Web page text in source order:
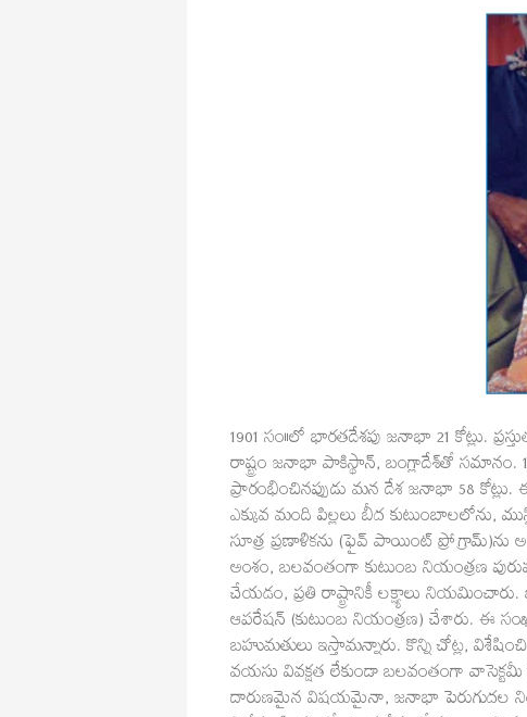
1901 సం॥లో భారతదేశపు జనాభా 21 కోట్లు.
రాష్ట్రం జనాభా పాకిస్థాన్, బంగ్లాదేశ్‌తో సమానం.
ప్రారంభించినప్పుడు మన దేశ జనాభా 58 కోట్లు.
ఎక్కువ మంది పిల్లలు బీద కుటుంబాలలోను,
సూత్ర ప్రణాళికను (ఫైవ్‌ పాయింట్‌
అంశం, బలవంతంగా కుటుంబ నియంత్రణ
చేయడం, ప్రతి రాష్ట్రానికీ లక్ష్యాలు
ఆపరేషన్‌ (కుటుంబ నియంత్రణ) చేశారు. ఈ
బహుమతులు ఇస్తామన్నారు. కొన్ని చోట్ల,
వయసు వివక్షత లేకుండా బలవంతంగా
దారుణమైన విషయమైనా, జనాభా పెరుగుదల